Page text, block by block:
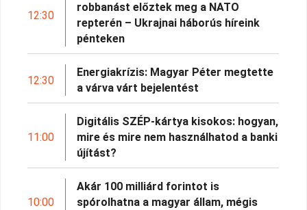
12:30
robbanást előztek meg a NATO
repterén – Ukrajnai háborús híreink
pénteken
12:30
Energiakrízis: Magyar Péter megtette
a várva várt bejelentést
11:00
Digitális SZÉP-kártya kisokos: hogyan,
mire és mire nem használhatod a banki
újítást?
10:00
Akár 100 milliárd forintot is
spórolhatna a magyar állam, mégis